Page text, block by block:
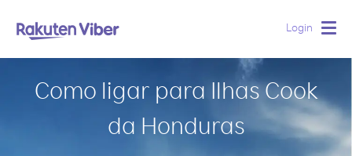
Login
Como ligar para Ilhas Cook
da Honduras